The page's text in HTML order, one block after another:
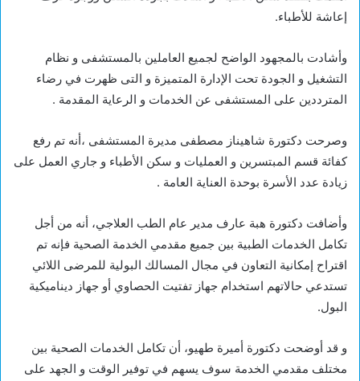
إعاشة للأطباء.
وأشادت بالمجهود الواضح لجميع العاملين بالمستشفى و نظام
التشغيل و الجودة تحت الإدارة المتميزة و التى ظهرت في رضاء
المترددين على المستشفى عن الخدمات و الرعاية المقدمة .
وصرحت دكتورة شاهيناز مصطفى مديرة المستشفى ،أنه تم رفع
كفائة قسم المبتسرين و العمليات و سكن الأطباء و جاري العمل على
زيادة عدد الأسرة بوحدة العناية العامة .
وأضافت دكتورة هبة عارف مدير عام الطب العلاجي، أنه من أجل
تكامل الخدمات الطبية بين جميع مقدمي الخدمة الصحية فإنه تم
اقتراح إمكانية التعاون في مجال المسالك البولية للمرضى اللائي
تستدعي حالاتهم استخدام جهاز تفتيت الحصاوي أو جهاز ديناميكية
البول.
و قد أوضحت دكتورة أميرة طهيو، أن تكامل الخدمات الصحية بين
مختلف مقدمي الخدمة سوف يسهم في توفير الوقت و الجهد على